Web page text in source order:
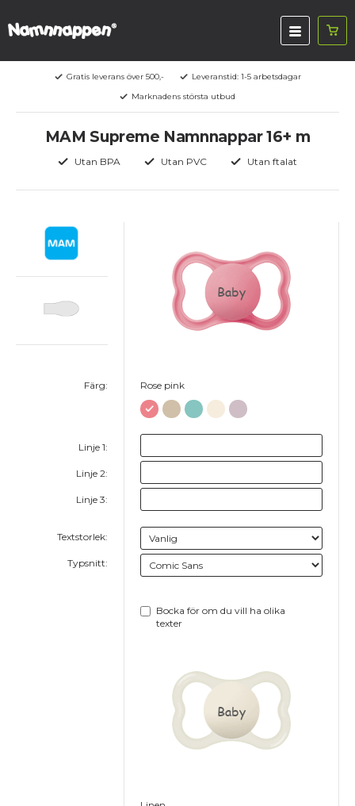
Gratis leverans över 500,-
Leveranstid: 1-5 arbetsdagar
Marknadens största utbud
MAM Supreme Namnnappar 16+ m
Utan BPA Utan PVC Utan ftalat
Färg:
Linje 1:
Linje 2:
Linje 3:
Textstorlek:
Typsnitt:
Baby
Rose pink
Bocka för om du vill ha olika
texter
Baby